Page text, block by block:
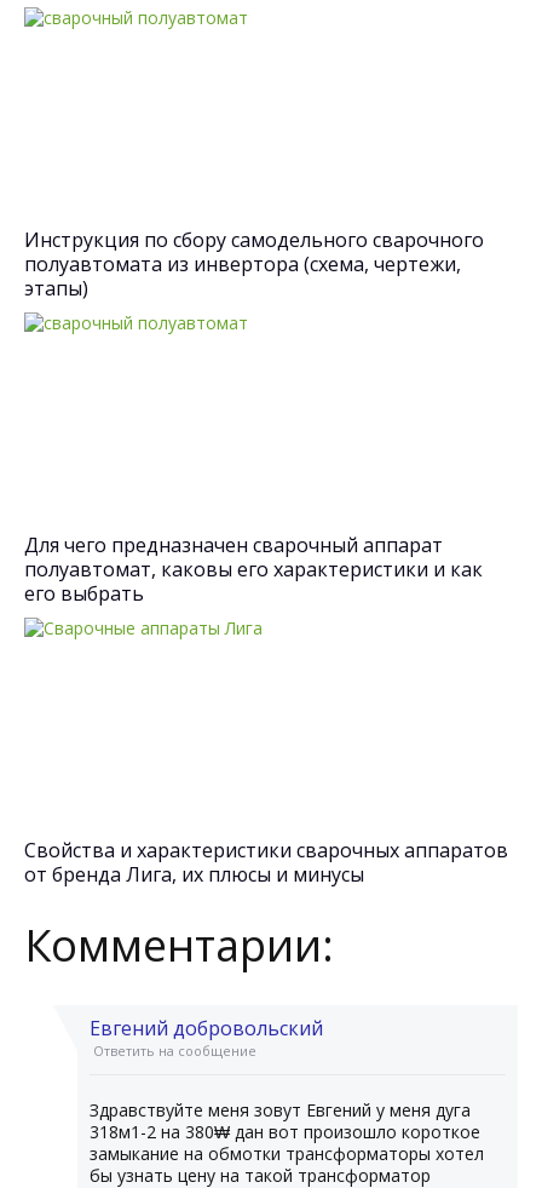
Инструкция по сбору самодельного сварочного
полуавтомата из инвертора (схема, чертежи,
этапы)
Для чего предназначен сварочный аппарат
полуавтомат, каковы его характеристики и как
его выбрать
Свойства и характеристики сварочных аппаратов
от бренда Лига, их плюсы и минусы
Комментарии:
Евгений добровольский
Ответить на сообщение
Здравствуйте меня зовут Евгений у меня дуга
318м1-2 на 380₩ дан вот произошло короткое
замыкание на обмотки трансформаторы хотел
бы узнать цену на такой трансформатор